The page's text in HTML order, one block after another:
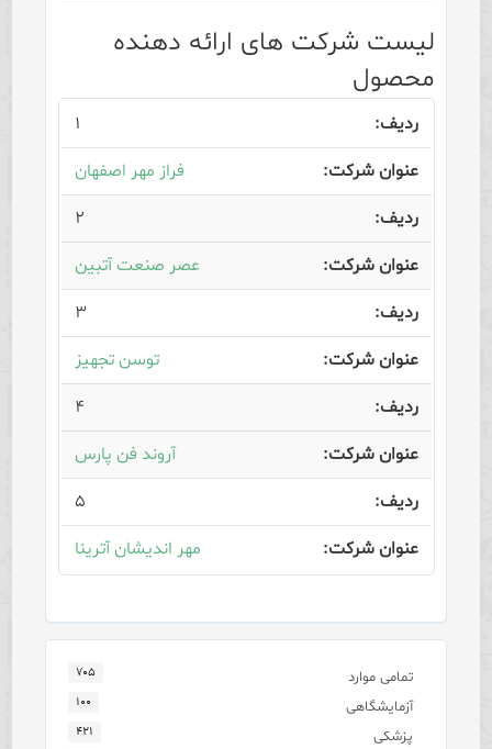
لیست شرکت های ارائه دهنده
محصول
۱
فراز مهر اصفهان
۲
عصر صنعت آتبین
۳
توسن تجهیز
۴
آروند فن پارس
۵
مهر اندیشان آترینا
تمامی موارد ۷۰۵
آزمایشگاهی ۱۰۰
پزشکی ۴۲۱